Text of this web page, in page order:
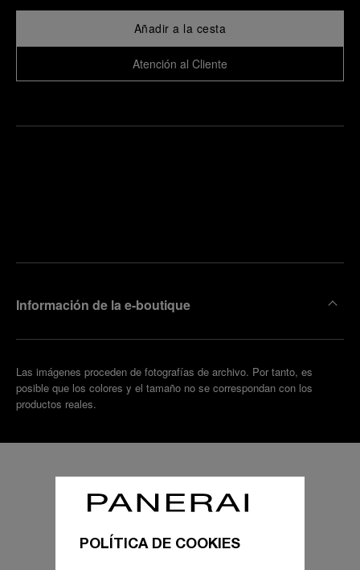
Añadir a la cesta
Atención al Cliente
Información de la e-boutique
Las imágenes proceden de fotografías de archivo. Por tanto, es
posible que los colores y el tamaño no se correspondan con los
productos reales.
POLÍTICA DE COOKIES